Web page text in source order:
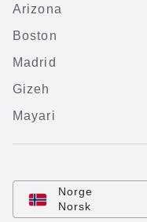
Arizona
Boston
Madrid
Gizeh
Mayari
Norge
Norsk